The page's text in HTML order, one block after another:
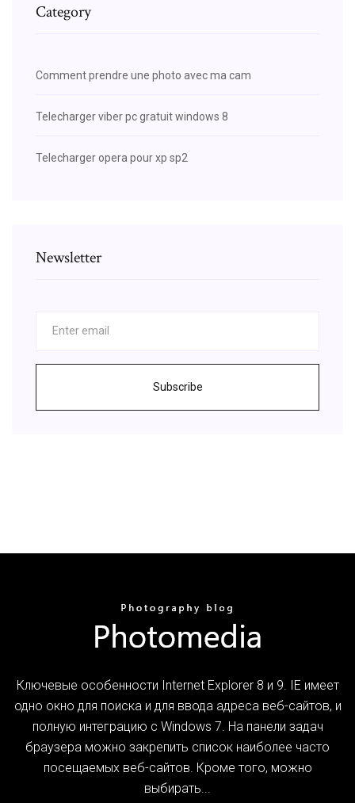
Category
Comment prendre une photo avec ma cam
Telecharger viber pc gratuit windows 8
Telecharger opera pour xp sp2
Newsletter
Subscribe
Ключевые особенности Internet Explorer 8 и 9. IE имеет
одно окно для поиска и для ввода адреса веб-сайтов, и
полную интеграцию с Windows 7. На панели задач
браузера можно закрепить список наиболее часто
посещаемых веб-сайтов. Кроме того, можно
выбирать...